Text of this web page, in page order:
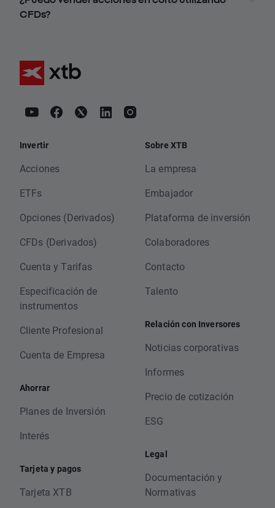
CFDs?
Invertir
Acciones
ETFs
Opciones (Derivados)
CFDs (Derivados)
Cuenta y Tarifas
Especificación de
instrumentos
Cliente Profesional
Cuenta de Empresa
Ahorrar
Planes de Inversión
Interés
Tarjeta y pagos
Tarjeta XTB
Sobre XTB
La empresa
Embajador
Plataforma de inversión
Colaboradores
Contacto
Talento
Relación con Inversores
Noticias corporativas
Informes
Precio de cotización
ESG
Legal
Documentación y
Normativas